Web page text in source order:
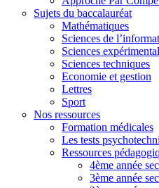
Sujets du baccalauréat
Mathématiques
Sciences de
Sciences
Sciences techniques
Economie et gestion
Lettres
Sport
Nos ressources
Formation médicales
Les tests
Ressources
4ème année
3ème année